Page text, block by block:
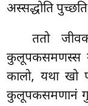
अस्सद्धोति
ततो
कुलूपकसमणस्स
कालो, यथा खो
कुलूपकसमणानं